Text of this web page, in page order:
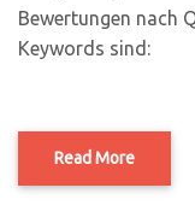
Bewertungen nach
Keywords sind:
Read More